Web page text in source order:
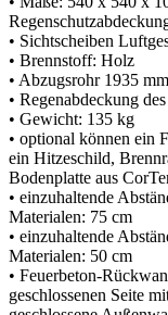
• Sichtscheiben
• Brennstoff: Holz
• Abzugsrohr 1935
• Regenabdeckung
• Gewicht: 135 kg
• optional können ein
ein Hitzeschild,
Bodenplatte aus
• einzuhaltende
Materialen: 75 cm
• einzuhaltende
Materialen: 50 cm
• Feuerbeton-
geschlossenen Seite